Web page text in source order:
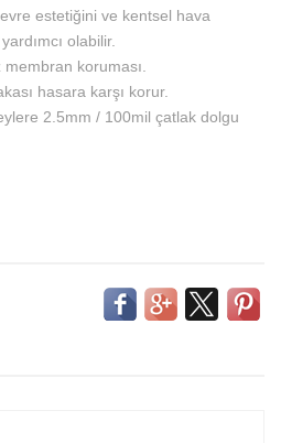
estetiğini ve kentsel hava
olabilir.
membran koruması.
hasara karşı korur.
2.5mm / 100mil çatlak dolgu